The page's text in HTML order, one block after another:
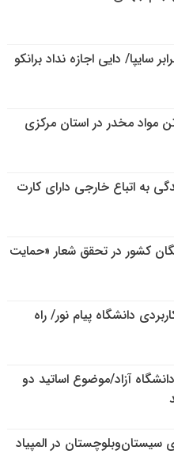
دایی اجازه نداد برانکو
و توقیف ۷.۵ تن مواد مخدر در استان مرکزی
به اتباع خارجی دارای کارت
کشور در تحقق شعار «حمایت
دانشگاه پیام نور/ راه
آزاد/موضوع اساتید دو
در المپیاد